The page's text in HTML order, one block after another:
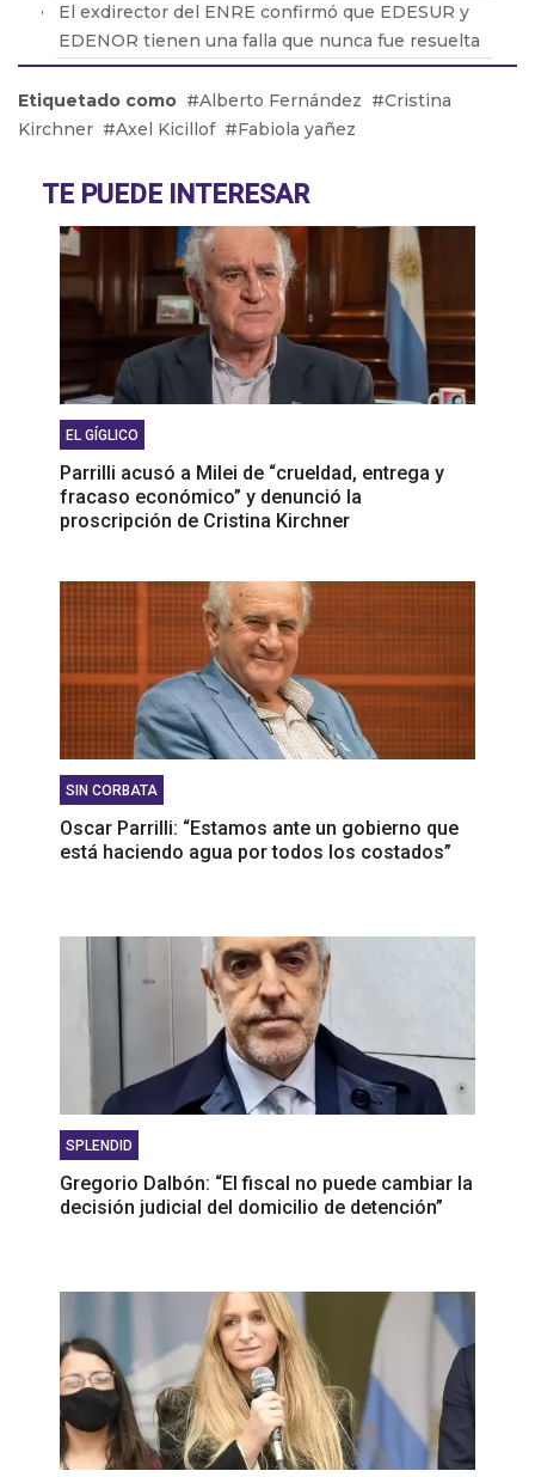
El exdirector del ENRE confirmó que EDESUR y
EDENOR tienen una falla que nunca fue resuelta
por el ser humano”
Fabián Vena con Barton: cómo será la nueva obra
Pablo Echarri: “La cultura es un hecho peligroso
para este gobierno de ultraderecha”
Etiquetado como Alberto Fernández
Cristina
Kirchner
Axel Kicillof Fabiola yañez
TE PUEDE INTERESAR
EL GÍGLICO
Parrilli acusó a Milei de “crueldad, entrega y
fracaso económico” y denunció la
proscripción de Cristina Kirchner
SIN CORBATA
Oscar Parrilli: “Estamos ante un gobierno que
está haciendo agua por todos los costados”
SPLENDID
Gregorio Dalbón: “El fiscal no puede cambiar la
decisión judicial del domicilio de detención”